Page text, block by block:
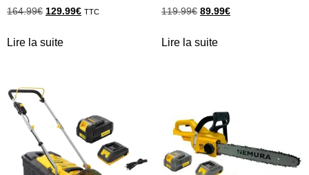
164.99€ 129.99€ TTC
Lire la suite
119.99€ 89.99€
Lire la suite